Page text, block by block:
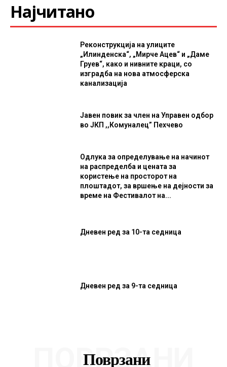
Најчитано
Реконструкција на улиците
„Илинденска“, „Мирче Ацев“ и „Даме
Груев“, како и нивните краци, со
изградба на нова атмосферска
канализација
Јавен повик за член на Управен одбор
во ЈКП ,,Комуналец” Пехчево
Одлука за определување на начинот
на распределба и цената за
користење на просторот на
плоштадот, за вршење на дејности за
време на Фестивалот на...
Дневен ред за 10-та седница
Дневен ред за 9-та седница
Поврзани
ПОВРЗАНИ